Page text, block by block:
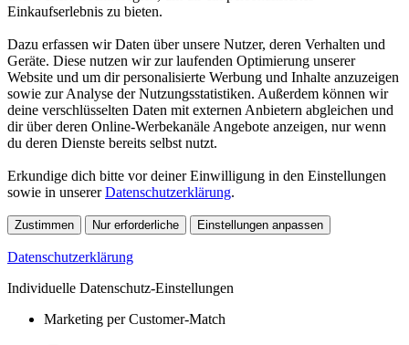
Einkaufserlebnis zu bieten.
Dazu erfassen wir Daten über unsere Nutzer, deren Verhalten und
Geräte. Diese nutzen wir zur laufenden Optimierung unserer
Website und um dir personalisierte Werbung und Inhalte anzuzeigen
sowie zur Analyse der Nutzungsstatistiken. Außerdem können wir
deine verschlüsselten Daten mit externen Anbietern abgleichen und
dir über deren Online-Werbekanäle Angebote anzeigen, nur wenn
du deren Dienste bereits selbst nutzt.
Erkundige dich bitte vor deiner Einwilligung in den Einstellungen
sowie in unsererDatenschutzerklärung.
Zustimmen Nur erforderliche Einstellungen anpassen
Datenschutzerklärung
Individuelle Datenschutz-Einstellungen
Marketing per Customer-Match